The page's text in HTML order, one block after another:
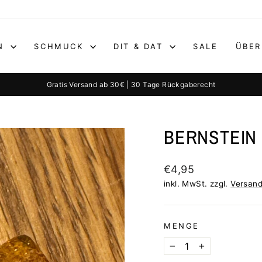
SCHMUCK DIT & DAT SALE
Gratis Versand ab 30€ | 30 Tage Rückgaberecht
Normaler
Preis
€4,95
inkl. MwSt. zzgl.
MENGE
−
+